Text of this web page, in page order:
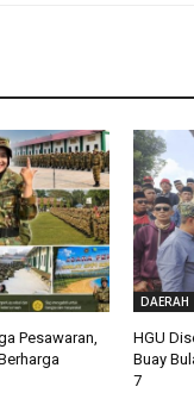
Pesawaran,
DAERAH
HGU
Buay
7